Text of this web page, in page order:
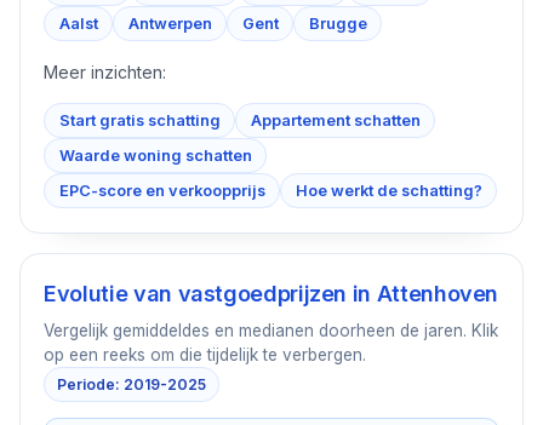
Aalst
Antwerpen Gent Brugge
Meer inzichten:
Start gratis schatting
Appartement schatten
Waarde woning schatten
EPC-score en verkoopprijs
Hoe werkt de schatting?
Evolutie van vastgoedprijzen in Attenhoven
Vergelijk gemiddeldes en medianen doorheen de jaren. Klik
op een reeks om die tijdelijk te verbergen.
Periode: 2019-2025